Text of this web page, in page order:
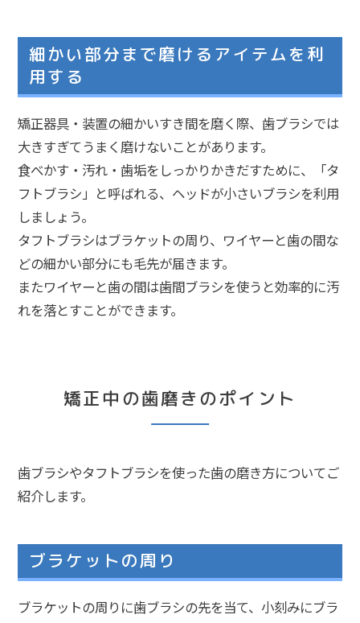
細かい部分まで磨けるアイテムを利
用する
矯正器具・装置の細かいすき間を磨く際、歯ブラシでは
大きすぎてうまく磨けないことがあります。
食べかす・汚れ・歯垢をしっかりかきだすために、「タ
フトブラシ」と呼ばれる、ヘッドが小さいブラシを利用
しましょう。
タフトブラシはブラケットの周り、ワイヤーと歯の間な
どの細かい部分にも毛先が届きます。
またワイヤーと歯の間は歯間ブラシを使うと効率的に汚
れを落とすことができます。
矯正中の歯磨きのポイント
歯ブラシやタフトブラシを使った歯の磨き方についてご
紹介します。
ブラケットの周り
ブラケットの周りに歯ブラシの先を当て、小刻みにブラ